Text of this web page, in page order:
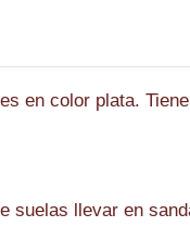
en color plata.
suelas llevar en